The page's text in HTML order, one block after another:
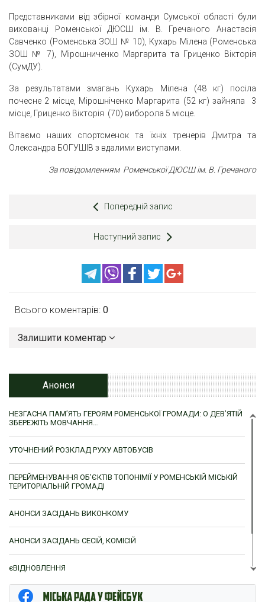
Представниками від збірної команди Сумської області були
вихованці Роменської ДЮСШ ім. В. Гречаного Анастасія
Савченко (Роменська ЗОШ № 10), Кухарь Мілена (Роменська
ЗОШ № 7), Мірошниченко Маргарита та Гриценко Вікторія
(СумДУ).
За результатами змагань Кухарь Мілена (48 кг) посіла
почесне 2 місце, Мірошніченко Маргарита (52 кг) зайняла 3
місце, Гриценко Вікторія (70) виборола 5 місце.
Вітаємо наших спортсменок та їхніх тренерів Дмитра та
Олександра БОГУШІВ з вдалими виступами.
За повідомленням Роменської ДЮСШ ім. В. Гречаного
Попередній запис
Наступний запис
Всього коментарів: 0
Залишити коментар
Анонси
НЕЗГАСНА ПАМ’ЯТЬ ГЕРОЯМ РОМЕНСЬКОЇ ГРОМАДИ: О ДЕВ’ЯТІЙ
ЗБЕРЕЖІТЬ МОВЧАННЯ…
УТОЧНЕНИЙ РОЗКЛАД РУХУ АВТОБУСІВ
ПЕРЕЙМЕНУВАННЯ ОБ’ЄКТІВ ТОПОНІМІЇ У РОМЕНСЬКІЙ МІСЬКІЙ
ТЕРИТОРІАЛЬНІЙ ГРОМАДІ
АНОНСИ ЗАСІДАНЬ ВИКОНКОМУ
АНОНСИ ЗАСІДАНЬ СЕСІЙ, КОМІСІЙ
єВІДНОВЛЕННЯ
ЦНАП м. Ромни